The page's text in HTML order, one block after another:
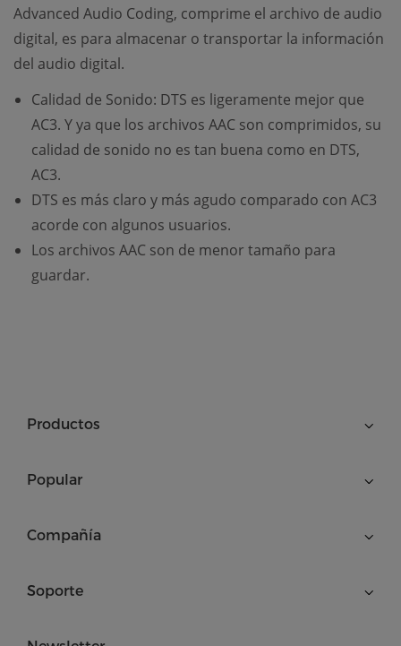
Advanced Audio Coding, comprime el archivo de audio
digital, es para almacenar o transportar la información
del audio digital.
Calidad de Sonido: DTS es ligeramente mejor que
AC3. Y ya que los archivos AAC son comprimidos, su
calidad de sonido no es tan buena como en DTS,
AC3.
DTS es más claro y más agudo comparado con AC3
acorde con algunos usuarios.
Los archivos AAC son de menor tamaño para
guardar.
Productos
Popular
Compañía
Soporte